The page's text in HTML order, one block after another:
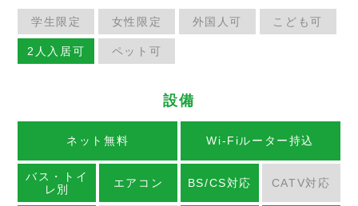
学生限定 女性限定 外国人可 こども可
2人入居可 ペット可
設備
ネット無料 Wi-Fiルーター持込
バス・トイ
レ別
エアコン BS/CS対応 CATV対応